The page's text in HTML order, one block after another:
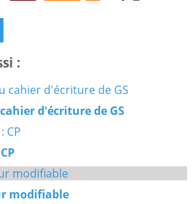
:
d'écriture de GS
modifiable